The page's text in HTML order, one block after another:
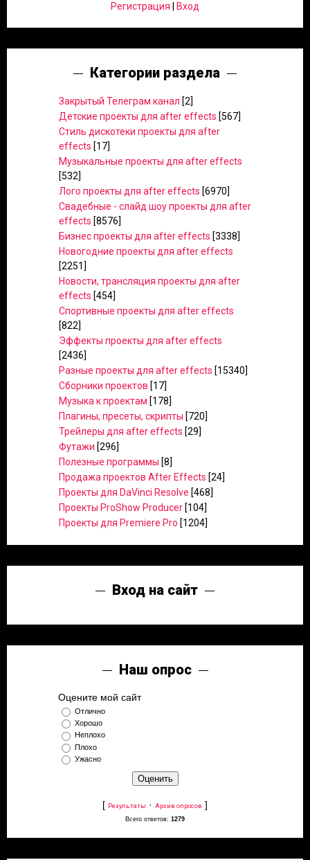
Регистрация
Вход
Категории раздела
Закрытый Телеграм канал [2]
Детские проекты для after effects [567]
Стиль дискотеки проекты для after
effects [17]
Музыкальные проекты для after effects
[532]
Лого проекты для after effects [6970]
Свадебные - слайд шоу проекты для after
effects [8576]
Бизнес проекты для after effects [3338]
Новогодние проекты для after effects
[2251]
Новости, трансляция проекты для after
effects [454]
Спортивные проекты для after effects
[822]
Эффекты проекты для after effects
[2436]
Разные проекты для after effects [15340]
Сборники проектов [17]
Музыка к проектам [178]
Плагины, пресеты, скрипты [720]
Трейлеры для after effects [29]
Футажи [296]
Полезные программы [8]
Продажа проектов After Effects [24]
Проекты для DaVinci Resolve [468]
Проекты ProShow Producer [104]
Проекты для Premiere Pro [1204]
Вход на сайт
Наш опрос
Оцените мой сайт
Отлично
Хорошо
Неплохо
Плохо
Ужасно
[ Результаты · Архив опросов ]
Всего ответов: 1279